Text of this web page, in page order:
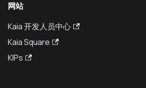
网站
Kaia 开发人员中心
Kaia Square
KIPs